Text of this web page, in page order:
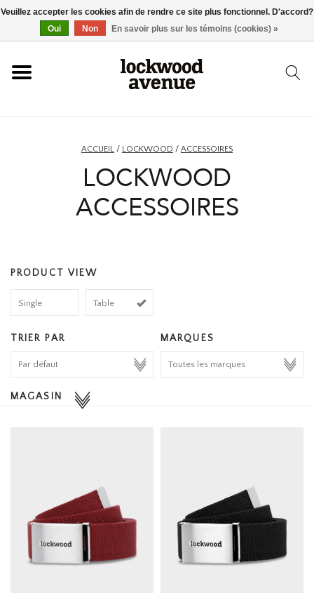
ACCUEIL
SKATEBOARD
HOMEWARE
SOLDES
ACCUEIL / LOCKWOOD / ACCESSOIRES
LOCKWOOD
ACCESSOIRES
PRODUCT VIEW
Single Table
TRIER PAR MARQUES
MAGASIN
Veuillez accepter les cookies afin de rendre ce site plus fonctionnel. D'accord?
Oui
Non En savoir plus sur les témoins (cookies) »